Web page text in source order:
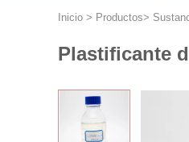
Inicio > Productos>
Plastificante